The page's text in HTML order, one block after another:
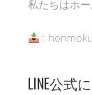
私たちはホ
:
LINE公式